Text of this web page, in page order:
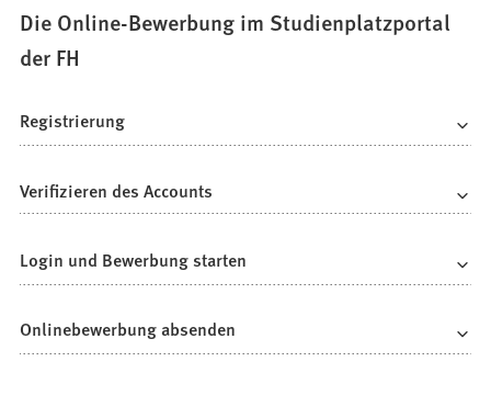
Die Online-Bewerbung im Studienplatzportal
der FH
Registrierung
Verifizieren des Accounts
Login und Bewerbung starten
Onlinebewerbung absenden